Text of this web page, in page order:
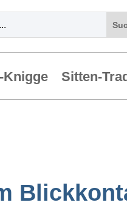
Sitten-